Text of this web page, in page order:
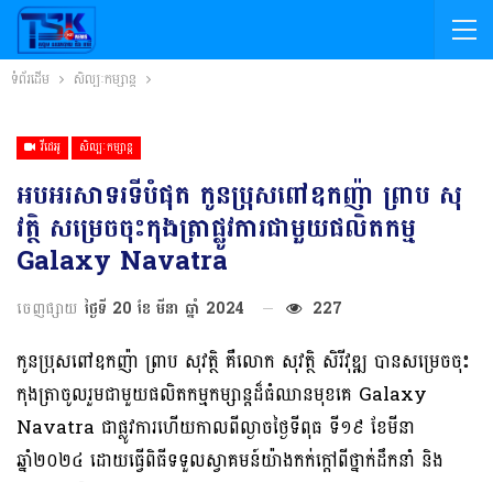
ទំព័រដើម សិល្បៈកម្សាន្ត
វីដេអូ សិល្បៈកម្សាន្ត
អបអរសាទរទីបំផុត កូនប្រុសពៅឧកញ៉ា ព្រាប សុ
វត្ថិ សម្រេចចុះកុងត្រាផ្លូវការជាមួយផលិតកម្ម
Galaxy Navatra
ចេញផ្សាយ ថ្ងៃទី 20 ខែ មីនា ឆ្នាំ 2024 227
កូនប្រុសពៅឧកញ៉ា ព្រាប សុវត្ថិ គឺលោក សុវត្ថិ សិរីវុឌ្ឍ បានសម្រេចចុះ
កុងត្រាចូលរួមជាមួយផលិតកម្មកម្សាន្តដ៏ធំឈានមុខគេ Galaxy
Navatra ជាផ្លូវការហើយកាលពីល្ងាចថ្ងៃទីពុធ ទី១៩ ខែមីនា
ឆ្នាំ២០២៤ ដោយធ្វើពិធីទទួលស្វាគមន៍យ៉ាងកក់ក្តៅពីថ្នាក់ដឹកនាំ និង